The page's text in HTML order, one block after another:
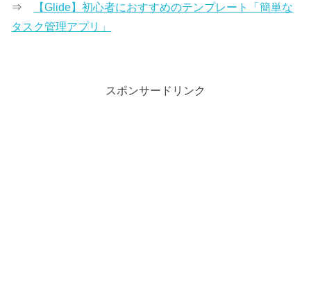
⇒
【Glide】初心者におすすめのテンプレート「簡単な
タスク管理アプリ」
スポンサードリンク